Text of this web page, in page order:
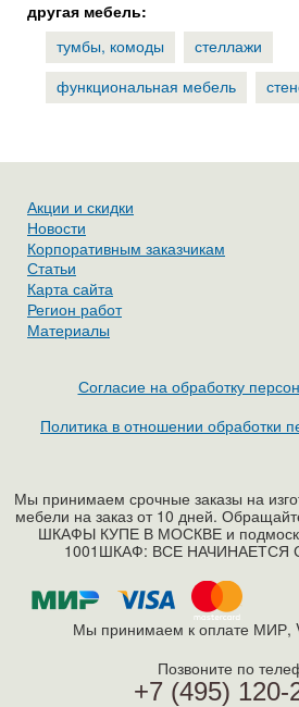
другая мебель:
тумбы, комоды
стеллажи
функциональная мебель
Акции и скидки
Новости
Корпоративным заказчикам
Статьи
Карта сайта
Регион работ
Материалы
Согласие на обработку
Политика в отношении обработки
Мы принимаем срочные заказы на
мебели на заказ от 10 дней.
ШКАФЫ КУПЕ В МОСКВЕ и
1001ШКАФ: ВСЕ НАЧИНАЕТСЯ
Мы принимаем к оплате МИР,
Позвоните по
+7 (495) 120-